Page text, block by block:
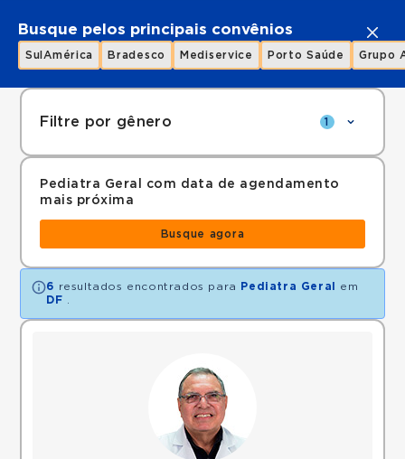
Busque pelos principais convênios
SulAmérica Bradesco Mediservice Porto Saúde Grupo
Filtre por gênero 1
Pediatra Geral com data de agendamento
mais próxima
Busque agora
6 resultados encontrados para Pediatra Geral
em
DF